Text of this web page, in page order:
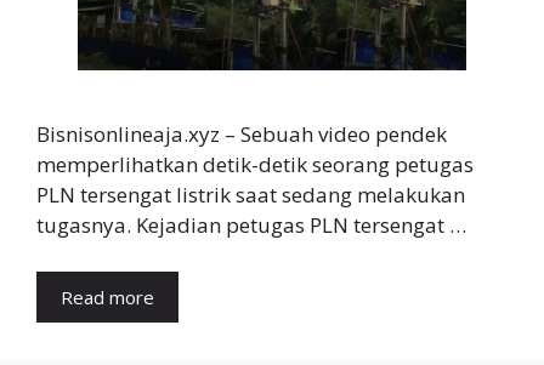
Bisnisonlineaja.xyz – Sebuah video pendek
memperlihatkan detik-detik seorang petugas
PLN tersengat listrik saat sedang melakukan
tugasnya. Kejadian petugas PLN tersengat …
Read more